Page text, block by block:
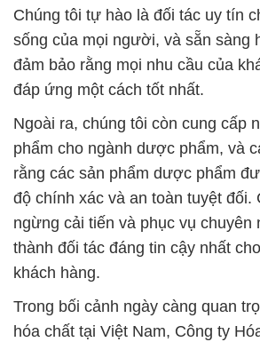
Chúng tôi tự hào là đối tác uy tín
sống của mọi người, và sẵn sàng
đảm bảo rằng mọi nhu cầu của
đáp ứng một cách tốt nhất.
Ngoài ra, chúng tôi còn cung cấp
phẩm cho ngành dược phẩm, và
rằng các sản phẩm dược phẩm
độ chính xác và an toàn tuyệt đối.
ngừng cải tiến và phục vụ chuyên
thành đối tác đáng tin cậy nhất
khách hàng.
Trong bối cảnh ngày càng quan
hóa chất tại Việt Nam, Công ty